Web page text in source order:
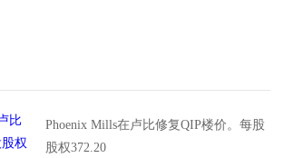
Phoenix Mills在卢比修复QIP楼价。每股
股权372.20